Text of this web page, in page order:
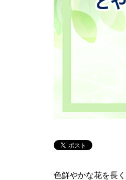
色鮮やかな花を長